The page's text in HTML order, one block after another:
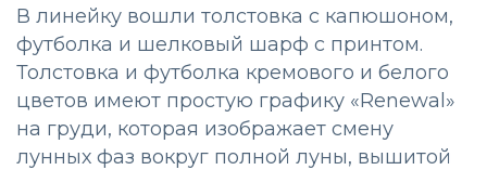
В линейку вошли толстовка с капюшоном,
футболка и шелковый шарф с принтом.
Толстовка и футболка кремового и белого
цветов имеют простую графику «Renewal»
на груди, которая изображает смену
лунных фаз вокруг полной луны, вышитой